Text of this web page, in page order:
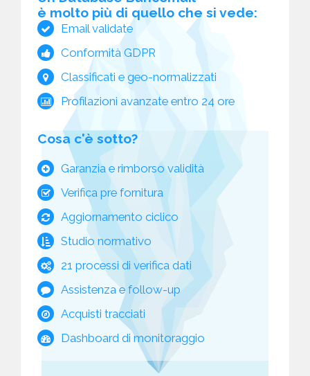
è molto più di quello che si vede:
Email validate
Conformità GDPR
Classificati e geo-normalizzati
Profilazioni avanzate entro 24 ore
Cosa c'è sotto?
Garanzia e rimborso validità
Verifica pre fornitura
Aggiornamento ciclico
Studio normativo
21 processi di verifica dati
Assistenza e follow-up
Acquisti tracciati
Dashboard di monitoraggio